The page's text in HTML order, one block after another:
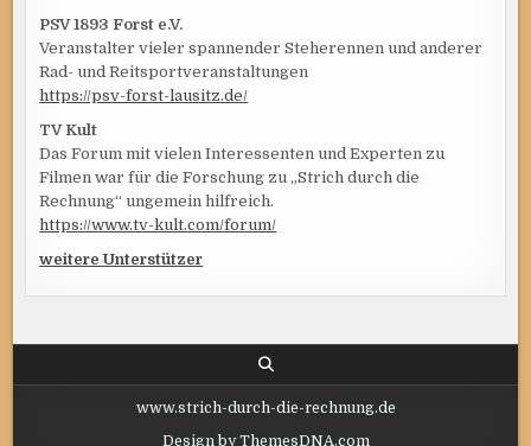
PSV 1893 Forst e.V.
Veranstalter vieler spannender Steherennen und anderer
Rad- und Reitsportveranstaltungen
https://psv-forst-lausitz.de/
TV Kult
Das Forum mit vielen Interessenten und Experten zu
Filmen war für die Forschung zu „Strich durch die
Rechnung“ ungemein hilfreich.
https://www.tv-kult.com/forum/
weitere Unterstützer
www.strich-durch-die-rechnung.de
Design by ThemesDNA.com